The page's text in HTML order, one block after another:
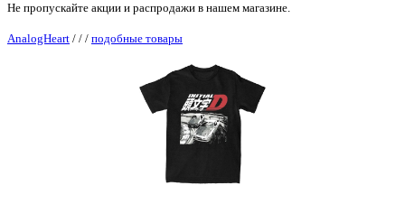
Не пропускайте акции и распродажи в нашем магазине.
AnalogHeart / / / подобные товары